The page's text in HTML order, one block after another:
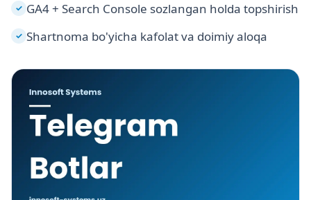
✓ GA4 + Search Console sozlangan holda topshirish
✓ Shartnoma bo'yicha kafolat va doimiy aloqa